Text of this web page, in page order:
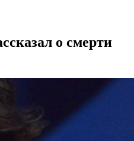
о смерти